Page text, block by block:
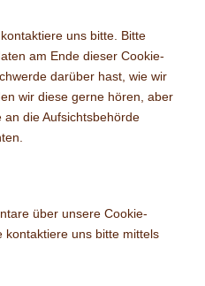
uns bitte. Bitte
am Ende dieser Cookie-
darüber hast, wie wir
wir diese gerne hören, aber
die Aufsichtsbehörde
über unsere Cookie-
kontaktiere uns bitte mittels